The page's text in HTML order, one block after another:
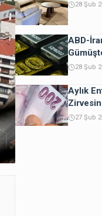
28 Şub
ABD-
28 Şub
Aylık
27 Şub